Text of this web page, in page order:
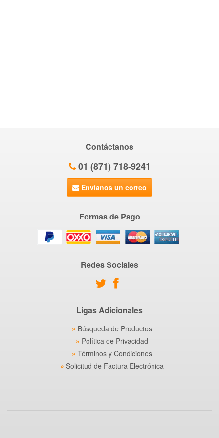
Contáctanos
01 (871) 718-9241
Envíanos un correo
Formas de Pago
Redes Sociales
Ligas Adicionales
Búsqueda de Productos
Política de Privacidad
Términos y Condiciones
Solicitud de Factura Electrónica